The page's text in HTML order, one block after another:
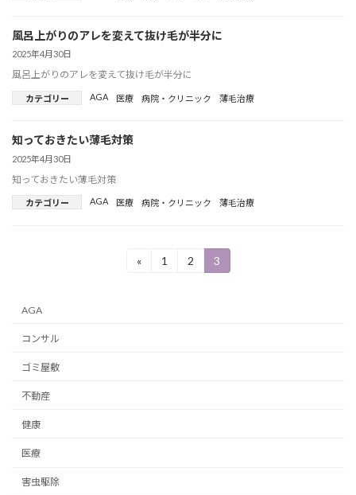
風呂上がりのアレを変えて抜け毛が半分に
2025年4月30日
風呂上がりのアレを変えて抜け毛が半分に
カテゴリー AGA 医療 病院・クリニック 薄毛治療
知っておきたい薄毛対策
2025年4月30日
知っておきたい薄毛対策
カテゴリー AGA 医療 病院・クリニック 薄毛治療
の
ペ
ー
ジ
送
り
«
固
1
固
2
固
定
3
AGA
コンサル
ゴミ屋敷
不動産
健康
医療
害虫駆除